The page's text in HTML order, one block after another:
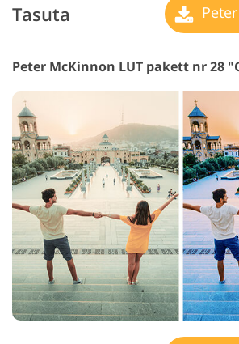
Tasuta
Peter McKinnon LUT pakett nr 28